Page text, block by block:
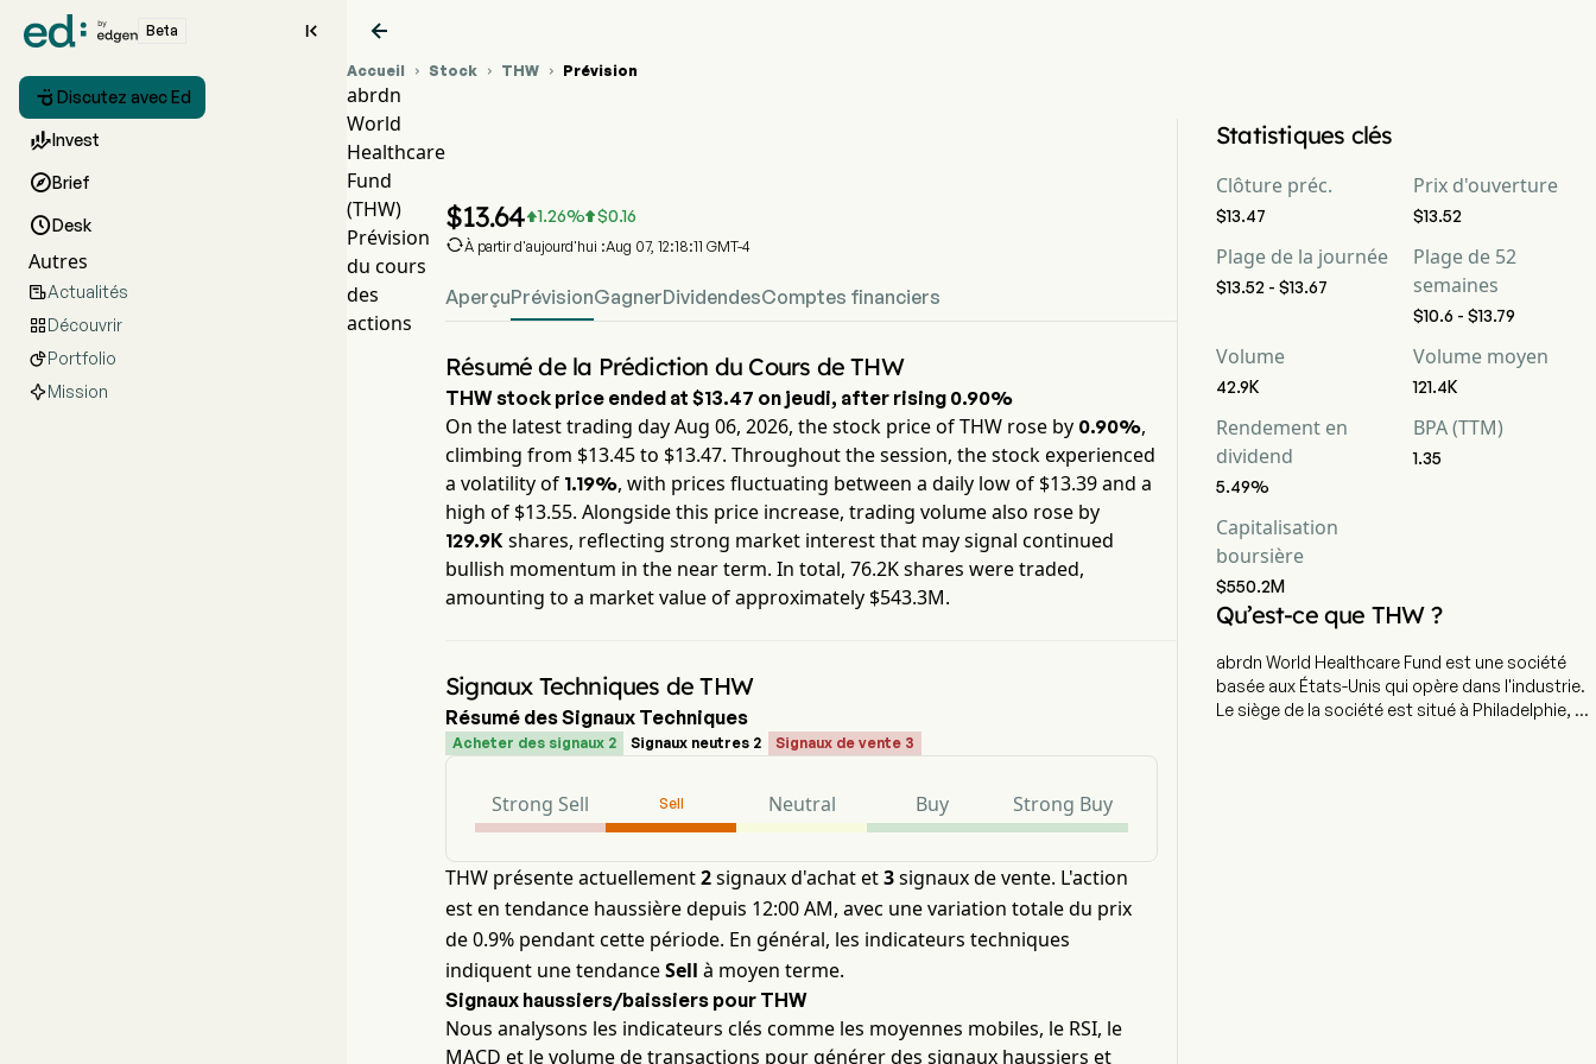
Beta 
 Discutez avec Ed
Invest
Brief
Desk
Autres
Actualités
Découvrir
Portfolio
Mission

Accueil  Stock  THW  Prévision
abrdn
World
Healthcare
Fund
(THW)
Prévision
du cours
des
actions
$13.641.26% $0.16
À partir d'aujourd'hui :Aug 07, 12:18:11 GMT-4
AperçuPrévisionGagnerDividendesComptes financiers
Résumé de la Prédiction du Cours de THW
THWstock price ended at $13.47 on jeudi, after rising 0.90%
On the latest trading dayAug 06, 2026, the stock price ofTHW rose by 0.90%,
climbing from $13.45to $13.47. Throughout the session, the stock experienced
a volatility of 1.19%, with prices fluctuating between a daily low of $13.39and a
high of $13.55. Alongside this price increase, trading volume also rose by
129.9K shares, reflecting strong market interest that may signal continued
bullish momentum in the near term. In total, 76.2Kshares were traded,
amounting to a market value of approximately $543.3M.
Signaux Techniques de THW
Résumé des Signaux Techniques
Acheter des signaux 2 Signaux neutres 2 Signaux de vente 3
Strong Sell Sell Neutral Buy Strong Buy
THW présente actuellement2signaux d'achat et3signaux de vente. L'action
est en tendance haussière depuis 12:00 AM, avec une variation totale du prix
de 0.9% pendant cette période. En général, les indicateurs techniques
indiquent une tendanceSell à moyen terme.
Signaux haussiers/baissiers pour THW
Nous analysons les indicateurs clés comme les moyennes mobiles, le RSI, le
MACD et le volume de transactions pour générer des signaux haussiers et
Statistiques clés
Clôture préc.
$13.47
Prix d'ouverture
$13.52
Plage de la journée
$13.52 - $13.67
Plage de 52
semaines
$10.6 - $13.79
Volume
42.9K
Volume moyen
121.4K
Rendement en
dividend
5.49%
BPA (TTM)
1.35
Capitalisation
boursière
$550.2M
Qu’est-ce que THW ?
abrdn World Healthcare Fund est une société
basée aux États-Unis qui opère dans l'industrie.
Le siège de la société est situé à Philadelphie, en